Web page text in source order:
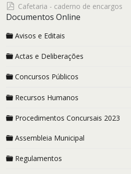
pdf
Cafetaria - caderno de encargos
Documentos Online
Avisos e Editais
Actas e Deliberações
Concursos Públicos
Recursos Humanos
Procedimentos Concursais 2023
Assembleia Municipal
Regulamentos